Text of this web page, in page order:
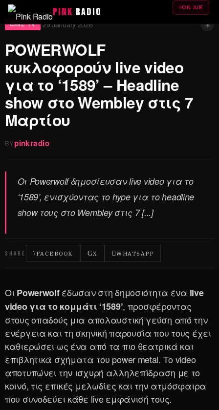
PINK RADIO ON AIR
CINE TV ·29 January 2026 ☀
POWERWOLF
κυκλοφορούν live video
για το ‘1589’ – Headline
show στο Wembley στις 7
Μαρτίου
BYpinkradio
Οι Powerwolf δημοσίευσαν live video για το
‘1589’, ενισχύοντας το hype για το headline
show τους στο Wembley στις 7 [...]
SHARE FACEBOOK X WHATSAPP
Οι Powerwolfέδωσαν στη δημοσιότητα ένα live
video για το κομμάτι ‘1589’, προσφέροντας
στους οπαδούς μια απολαυστική γεύση από την
ενέργεια και τη σκηνική παρουσία που τους έχει
καθιερώσει ως ένα από τα πιο θεατρικά και
επιβλητικά σχήματα του power metal. Το video
αποτυπώνει την ισχυρή αλληλεπίδραση με το
κοινό, τις επικές μελωδίες και την ατμόσφαιρα
που συνοδεύει κάθε live εμφάνισή τους.